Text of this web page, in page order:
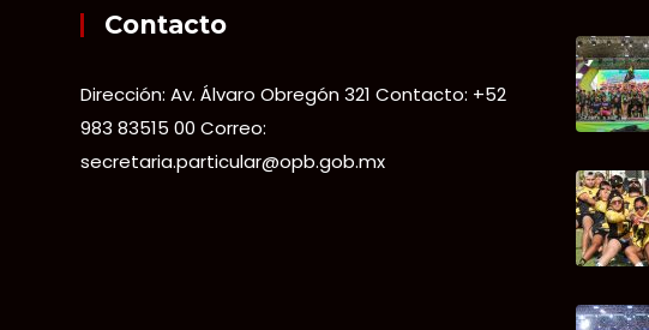
Contacto
Dirección: Av. Álvaro Obregón 321 Contacto: +52
983 83515 00 Correo:
secretaria.particular@opb.gob.mx